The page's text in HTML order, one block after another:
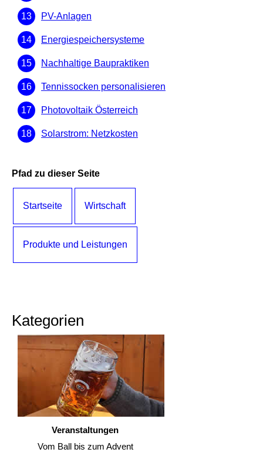
PV-Anlagen
Energiespeichersysteme
Nachhaltige Baupraktiken
Tennissocken personalisieren
Photovoltaik Österreich
Solarstrom: Netzkosten
Pfad zu dieser Seite
Startseite Wirtschaft
Produkte und Leistungen
Kategorien
Veranstaltungen
Vom Ball bis zum Advent